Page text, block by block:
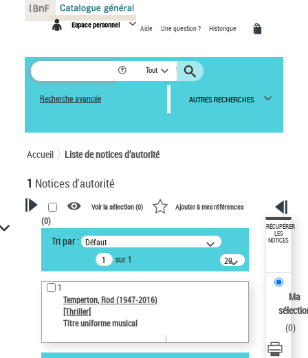
Espace personnel Aide Une question ? Historique
Tout
Recherche avancée AUTRES RECHERCHES
Accueil Liste de notices d’autorité
1 Notices d'autorité
VOTRE RECHERCHE
Recherche avancée dans les
notices d’autorité
Œuvres liées à l'auteur :
Temperton, Rod (1947-2016)
Auteur d’œuvre
Voir la sélection (0) Ajouter à mes références
(0)
Tri par : Défaut
sur 1
20
résultats/page
1
Temperton, Rod (1947-2016)
[Thriller]
Titre uniforme musical
RÉCUPÉRER
LES
NOTICES
Ma
(0)
Panneau de gestion des cookies